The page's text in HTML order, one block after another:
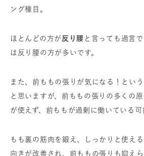
ング種目。
ほとんどの方が反り腰 と言っても過言
は反り腰の方が多いです。
また、前ももの張りが気になる！とい
と思いますが、前ももの張りの多くの
が使えず、前ももが過剰に働いている可
もも裏の筋肉を鍛え、しっかりと使え
向きが改善され、前ももの張りも抑え